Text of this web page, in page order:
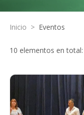
Inicio > Eventos
10 elementos en total: